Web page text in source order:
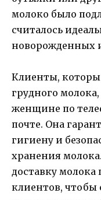
молоко было
считалось
новорожденных
Клиенты,
грудного
женщине по
почте. Она
гигиену и
хранения
доставку
клиентов, чтобы